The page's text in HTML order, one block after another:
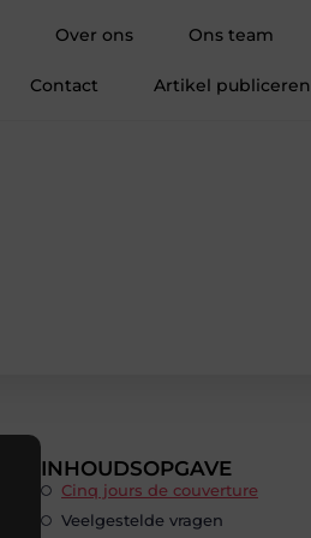
Over ons Ons team
Contact Artikel publiceren
INHOUDSOPGAVE
Cinq jours de couverture
Veelgestelde vragen